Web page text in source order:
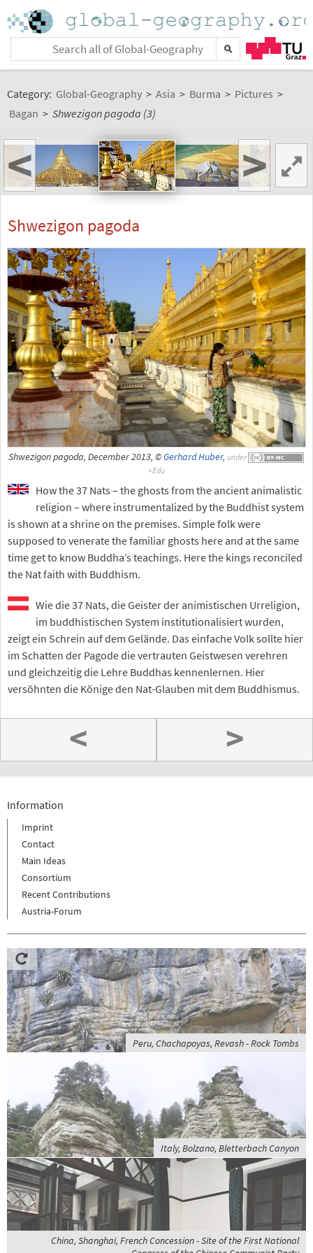
Category: Global-Geography > Asia > Burma > Pictures >
Bagan > Shwezigon pagoda (3)
< >
Shwezigon pagoda
Shwezigon pagoda, December 2013, ©Gerhard Huber, under
How the 37 Nats – the ghosts from the ancient animalistic
religion – where instrumentalized by the Buddhist system
is shown at a shrine on the premises. Simple folk were
supposed to venerate the familiar ghosts here and at the same
time get to know Buddha’s teachings. Here the kings reconciled
the Nat faith with Buddhism.
Wie die 37 Nats, die Geister der animistischen Urreligion,
im buddhistischen System institutionalisiert wurden,
zeigt ein Schrein auf dem Gelände. Das einfache Volk sollte hier
im Schatten der Pagode die vertrauten Geistwesen verehren
und gleichzeitig die Lehre Buddhas kennenlernen. Hier
versöhnten die Könige den Nat-Glauben mit dem Buddhismus.
< >
Information
Imprint
Contact
Main Ideas
Consortium
Recent Contributions
Austria-Forum
Peru, Chachapoyas, Revash - Rock Tombs
Italy, Bolzano, Bletterbach Canyon
China, Shanghai, French Concession - Site of the First National